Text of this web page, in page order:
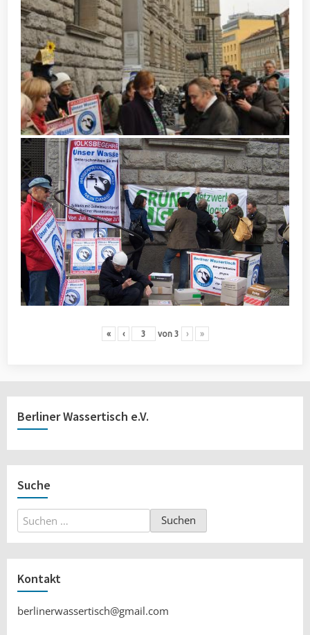
« ‹ von 3 › »
Berliner Wassertisch e.V.
Suche
Suchen
nach:
Kontakt
berlinerwassertisch@gmail.com